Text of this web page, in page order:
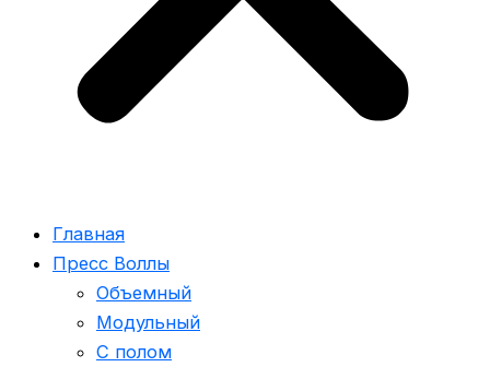
Главная
Пресс Воллы
Объемный
Модульный
С полом